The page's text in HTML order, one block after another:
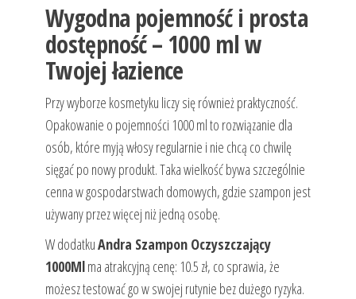
Wygodna pojemność i prosta
dostępność – 1000 ml w
Twojej łazience
Przy wyborze kosmetyku liczy się również praktyczność.
Opakowanie o pojemności 1000 ml to rozwiązanie dla
osób, które myją włosy regularnie i nie chcą co chwilę
sięgać po nowy produkt. Taka wielkość bywa szczególnie
cenna w gospodarstwach domowych, gdzie szampon jest
używany przez więcej niż jedną osobę.
W dodatkuAndra Szampon Oczyszczający
1000Mlma atrakcyjną cenę: 10.5 zł, co sprawia, że
możesz testować go w swojej rutynie bez dużego ryzyka.